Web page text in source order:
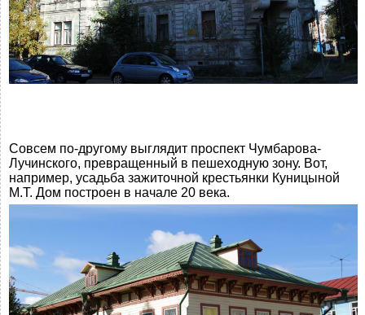
Совсем по-другому выглядит проспект Чумбарова-
Лучинского, превращенный в пешеходную зону. Вот,
например, усадьба зажиточной крестьянки Куницыной
М.Т. Дом построен в начале 20 века.